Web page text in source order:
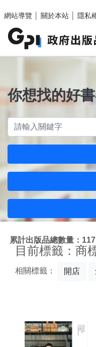
網站導覽
關於本站 隱私
你想找的好書
累計出版品總數量：
目前標籤：商
相關標籤： 開店